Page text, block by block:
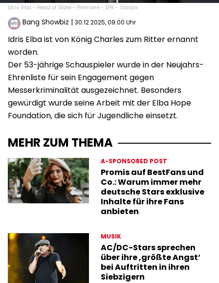
Idris Elba - Head of State - Premiere - EPK - Starpix
Bang Showbiz | 30.12.2025, 09:00 Uhr
Idris Elba ist von König Charles zum Ritter ernannt
worden.
Der 53-jährige Schauspieler wurde in der Neujahrs-
Ehrenliste für sein Engagement gegen
Messerkriminalität ausgezeichnet. Besonders
gewürdigt wurde seine Arbeit mit der Elba Hope
Foundation, die sich für Jugendliche einsetzt.
MEHR ZUM THEMA
A-SPONSORED POST
Promis auf BestFans und
Co.: Warum immer mehr
deutsche Stars exklusive
Inhalte für ihre Fans
anbieten
MUSIK
AC/DC-Stars sprechen
über ihre ‚größte Angst‘
bei Auftritten in ihren
Siebzigern